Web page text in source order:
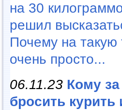
на 30
решил
Почему на такую
очень просто...
06.11.23 Кому
бросить курить